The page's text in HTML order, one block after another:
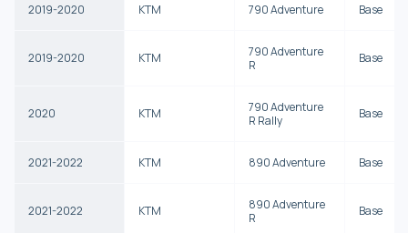
2019-2020 KTM 790 Adventure Base
2019-2020 KTM
790 Adventure
R
Base
2020 KTM
790 Adventure
R Rally
Base
2021-2022 KTM 890 Adventure Base
2021-2022 KTM
890 Adventure
R
Base